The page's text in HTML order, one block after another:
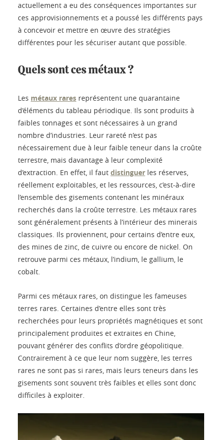
actuellement a eu des conséquences importantes sur
ces approvisionnements et a poussé les différents pays
à concevoir et mettre en œuvre des stratégies
différentes pour les sécuriser autant que possible.
Quels sont ces métaux ?
Les métaux rares représentent une quarantaine
d’éléments du tableau périodique. Ils sont produits à
faibles tonnages et sont nécessaires à un grand
nombre d’industries. Leur rareté n’est pas
nécessairement due à leur faible teneur dans la croûte
terrestre, mais davantage à leur complexité
d’extraction. En effet, il faut distinguer les réserves,
réellement exploitables, et les ressources, c’est-à-dire
l’ensemble des gisements contenant les minéraux
recherchés dans la croûte terrestre. Les métaux rares
sont généralement présents à l’intérieur des minerais
classiques. Ils proviennent, pour certains d’entre eux,
des mines de zinc, de cuivre ou encore de nickel. On
retrouve parmi ces métaux, l’indium, le gallium, le
cobalt.
Parmi ces métaux rares, on distingue les fameuses
terres rares. Certaines d’entre elles sont très
recherchées pour leurs propriétés magnétiques et sont
principalement produites et extraites en Chine,
pouvant générer des conflits d’ordre géopolitique.
Contrairement à ce que leur nom suggère, les terres
rares ne sont pas si rares, mais leurs teneurs dans les
gisements sont souvent très faibles et elles sont donc
difficiles à exploiter.